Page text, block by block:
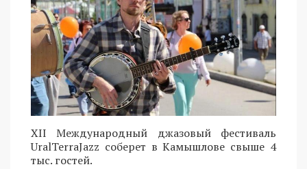
XII Международный джазовый фестиваль
UralTerraJazz соберет в Камышлове свыше 4
тыс. гостей.